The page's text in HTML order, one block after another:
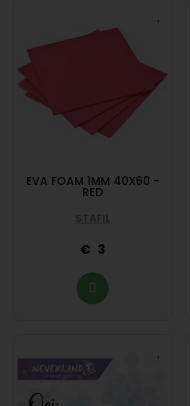
EVA FOAM 1MM 40X60 -
RED
STAFIL
3